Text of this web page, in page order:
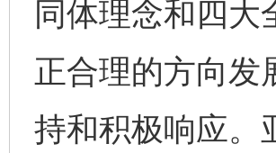
同体理念和四
正合理的方向发
持和积极响应。